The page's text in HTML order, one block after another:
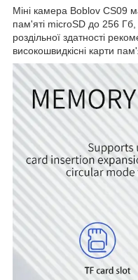
Міні камера Boblov CS09
пам'яті microSD до 256
роздільної здатності
високошвидкісні карти